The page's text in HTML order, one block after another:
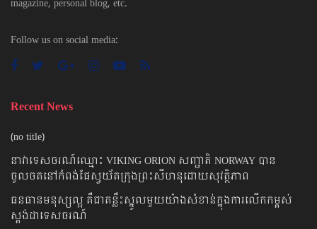
magazine, personal blog, etc.
Follow us on social media:
Recent News
(no title)
នាវាទេសចរណ៍ឈ្មោះ VIKING ORION សញ្ជាតិ NORWAY បាន
ចូលចតនៅកំពង់ផែស្វយ័តក្រុងព្រះសីហនុដោយសុវត្ថិភាព
ធនធានមនុស្សល្អ គឺជាគន្លឹះស្នូលមួយយ៉ាងសំខាន់ក្នុងការលើកកម្ពស់
ស្តង់ដាទេសចរណ៍